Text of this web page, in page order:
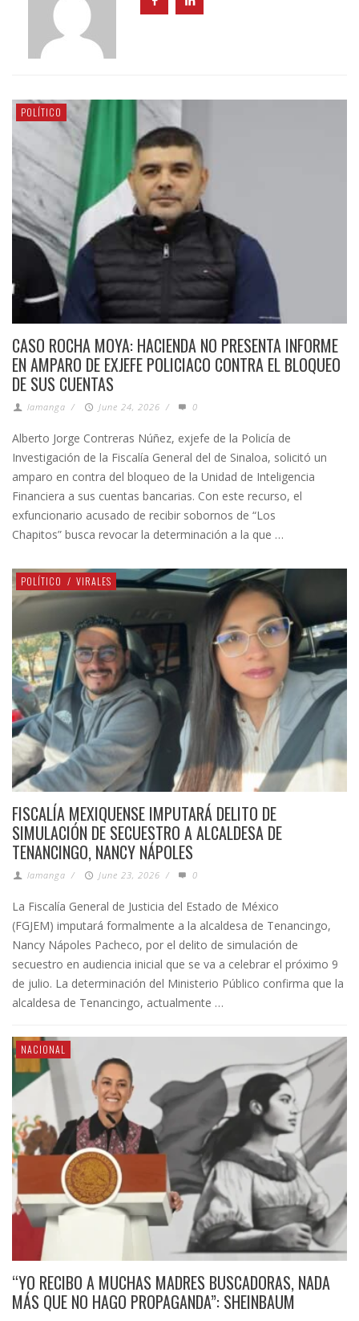
POLÍTICO
CASO ROCHA MOYA: HACIENDA NO PRESENTA INFORME
EN AMPARO DE EXJEFE POLICIACO CONTRA EL BLOQUEO
DE SUS CUENTAS
lamanga / June 24, 2026 / 0
Alberto Jorge Contreras Núñez, exjefe de la Policía de
Investigación de la Fiscalía General del de Sinaloa, solicitó un
amparo en contra del bloqueo de la Unidad de Inteligencia
Financiera a sus cuentas bancarias. Con este recurso, el
exfuncionario acusado de recibir sobornos de “Los
Chapitos” busca revocar la determinación a la que …
POLÍTICO / VIRALES
FISCALÍA MEXIQUENSE IMPUTARÁ DELITO DE
SIMULACIÓN DE SECUESTRO A ALCALDESA DE
TENANCINGO, NANCY NÁPOLES
lamanga / June 23, 2026 / 0
La Fiscalía General de Justicia del Estado de México
(FGJEM) imputará formalmente a la alcaldesa de Tenancingo,
Nancy Nápoles Pacheco, por el delito de simulación de
secuestro en audiencia inicial que se va a celebrar el próximo 9
de julio. La determinación del Ministerio Público confirma que la
alcaldesa de Tenancingo, actualmente …
NACIONAL
“YO RECIBO A MUCHAS MADRES BUSCADORAS, NADA
MÁS QUE NO HAGO PROPAGANDA”: SHEINBAUM